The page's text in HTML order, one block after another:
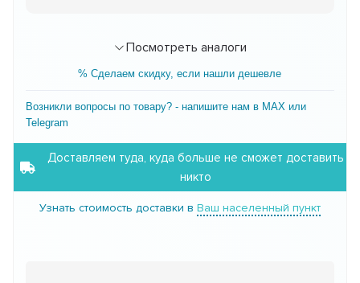
Посмотреть аналоги
% Сделаем скидку, если нашли дешевле
Возникли вопросы по товару? - напишите нам в MAX или
Telegram
Доставляем туда, куда больше не сможет доставить
никто
Узнать стоимость доставки в Ваш населенный пункт